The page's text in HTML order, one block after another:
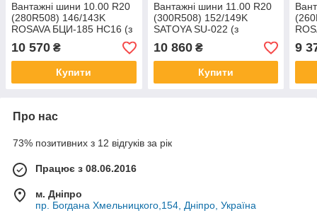
Вантажні шини 10.00 R20
(280R508) 146/143K
ROSAVA БЦИ-185 НС16 (з
камерою)
10 570 ₴
Купити
Вантажні шини 11.00 R20
(300R508) 152/149K
SATOYA SU-022 (з
камерою і фліпером)
10 860₴
Купити
9
Про нас
73% позитивних з 12 відгуків за рік
Працює з 08.06.2016
м. Дніпро
пр. Богдана Хмельницкого,154, Дніпро, Україна